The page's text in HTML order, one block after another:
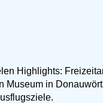
Highlights:
in